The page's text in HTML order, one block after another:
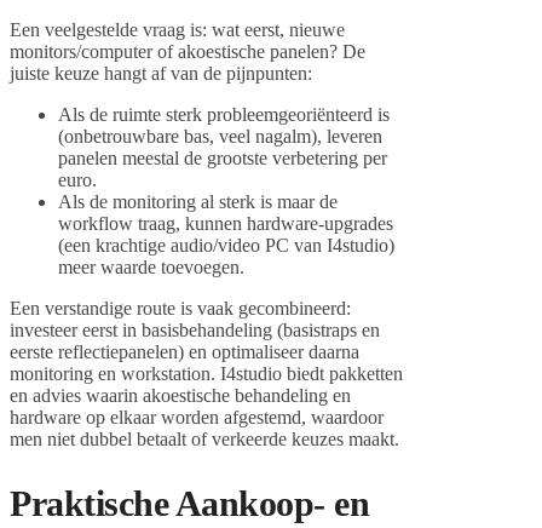
Een veelgestelde vraag is: wat eerst, nieuwe
monitors/computer of akoestische panelen? De
juiste keuze hangt af van de pijnpunten:
Als de ruimte sterk probleemgeoriënteerd is
(onbetrouwbare bas, veel nagalm), leveren
panelen meestal de grootste verbetering per
euro.
Als de monitoring al sterk is maar de
workflow traag, kunnen hardware-upgrades
(een krachtige audio/video PC van I4studio)
meer waarde toevoegen.
Een verstandige route is vaak gecombineerd:
investeer eerst in basisbehandeling (basistraps en
eerste reflectiepanelen) en optimaliseer daarna
monitoring en workstation. I4studio biedt pakketten
en advies waarin akoestische behandeling en
hardware op elkaar worden afgestemd, waardoor
men niet dubbel betaalt of verkeerde keuzes maakt.
Praktische Aankoop- en